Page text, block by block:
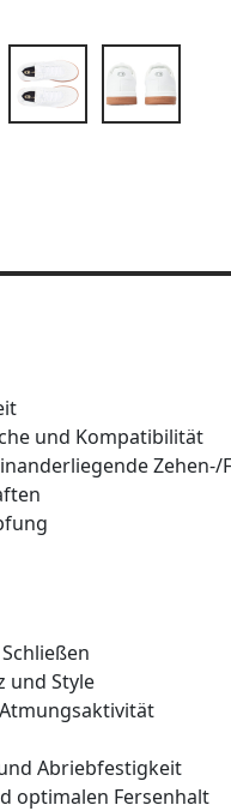
und Kompatibilität
und Style
Abriebfestigkeit
optimalen Fersenhalt